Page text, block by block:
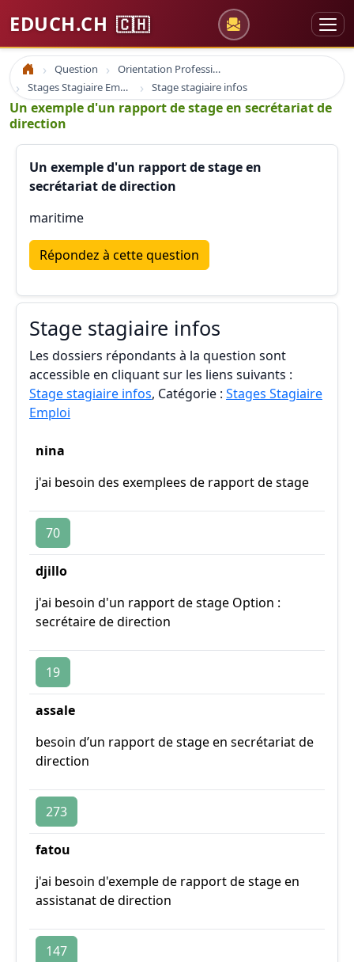
EDUCH.CH 🇨🇭
Accueil Question
Orientation Professionnelle
Stages Stagiaire Emploi
Stage stagiaire infos
Un exemple d'un rapport de stage en secrétariat de
direction
Un exemple d'un rapport de stage en
secrétariat de direction
maritime
Répondez à cette question
Stage stagiaire infos
Les dossiers répondants à la question sont
accessible en cliquant sur les liens suivants :
Stage stagiaire infos, Catégorie : Stages Stagiaire
Emploi
nina
j'ai besoin des exemplees de rapport de stage
70
djillo
j'ai besoin d'un rapport de stage Option :
secrétaire de direction
19
assale
besoin d’un rapport de stage en secrétariat de
direction
273
fatou
j'ai besoin d'exemple de rapport de stage en
assistanat de direction
147